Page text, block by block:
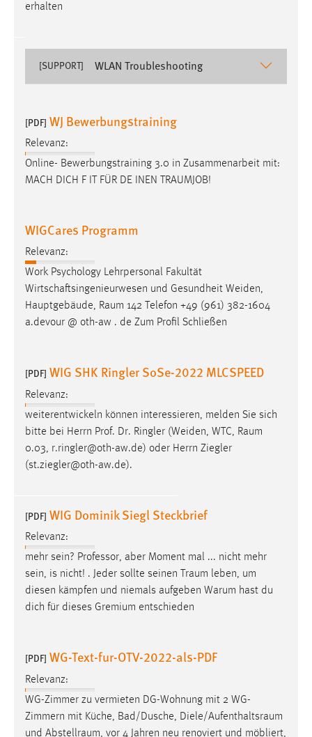
erhalten
[SUPPORT] WLAN Troubleshooting
[PDF] WJ Bewerbungstraining
Relevanz:
Online- Bewerbungstraining 3.0 in Zusammenarbeit mit:
MACH DICH F IT FÜR DE INEN
TRAUMJOB!
WIGCares Programm
Relevanz:
Work Psychology Lehrpersonal Fakultät
Wirtschaftsingenieurwesen und Gesundheit Weiden,
Hauptgebäude, Raum 142 Telefon +49 (961) 382-1604
a.devour @ oth-aw . de Zum Profil Schließen
[PDF] WIG SHK Ringler SoSe-2022 MLCSPEED
Relevanz:
weiterentwickeln können interessieren, melden Sie sich
bitte bei Herrn Prof. Dr. Ringler (Weiden, WTC, Raum
0.03, r.ringler@oth-aw.de) oder Herrn Ziegler
(st.ziegler@oth-aw.de).
[PDF] WIG Dominik Siegl Steckbrief
Relevanz:
mehr sein? Professor, aber Moment mal ... nicht mehr
sein, is nicht! . Jeder sollte seinen
Traum leben, um
diesen kämpfen und niemals aufgeben Warum hast du
dich für dieses Gremium entschieden
[PDF] WG-Text-fur-OTV-2022-als-PDF
Relevanz:
WG-Zimmer zu vermieten DG-Wohnung mit 2 WG-
Zimmern mit Küche, Bad/Dusche, Diele/Aufenthaltsraum
und Abstellraum, vor 4 Jahren neu renoviert und möbliert,